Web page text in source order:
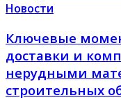
Новости
Ключевые
доставки и
нерудными
строительных